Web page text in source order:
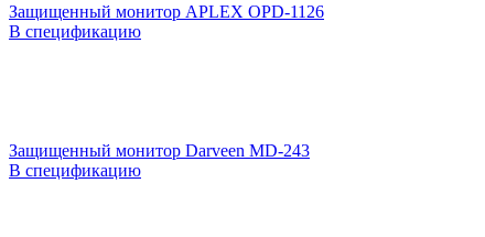
Защищенный монитор APLEX OPD-1126
В спецификацию
Защищенный монитор Darveen MD-243
В спецификацию